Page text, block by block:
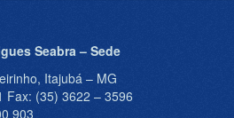
Seabra – Sede
Itajubá – MG
Fax: (35) 3622 – 3596
903